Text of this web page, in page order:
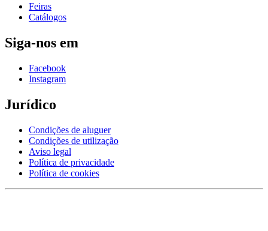
Feiras
Catálogos
Siga-nos em
Facebook
Instagram
Jurídico
Condições de aluguer
Condições de utilização
Aviso legal
Política de privacidade
Política de cookies